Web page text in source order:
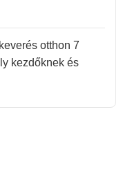
otthon 7
kezdőknek és